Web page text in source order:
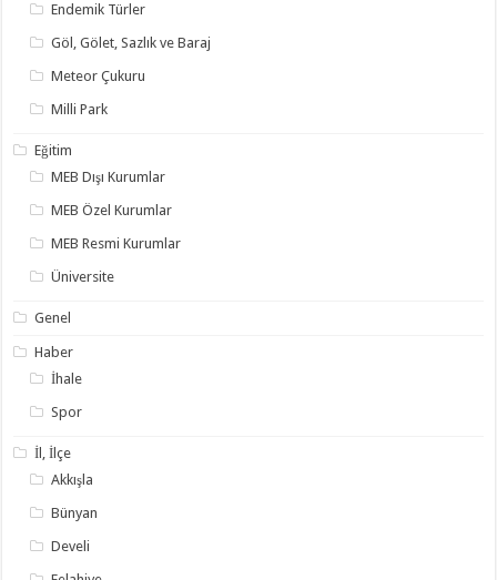
Endemik Türler
Göl, Gölet, Sazlık ve Baraj
Meteor Çukuru
Milli Park
Eğitim
MEB Dışı Kurumlar
MEB Özel Kurumlar
MEB Resmi Kurumlar
Üniversite
Genel
Haber
İhale
Spor
İl, İlçe
Akkışla
Bünyan
Develi